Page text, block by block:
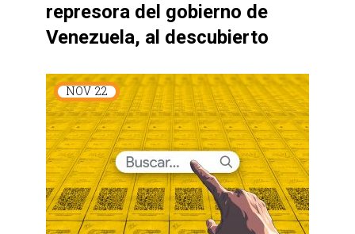
represora del gobierno de
Venezuela, al descubierto
NOV 22